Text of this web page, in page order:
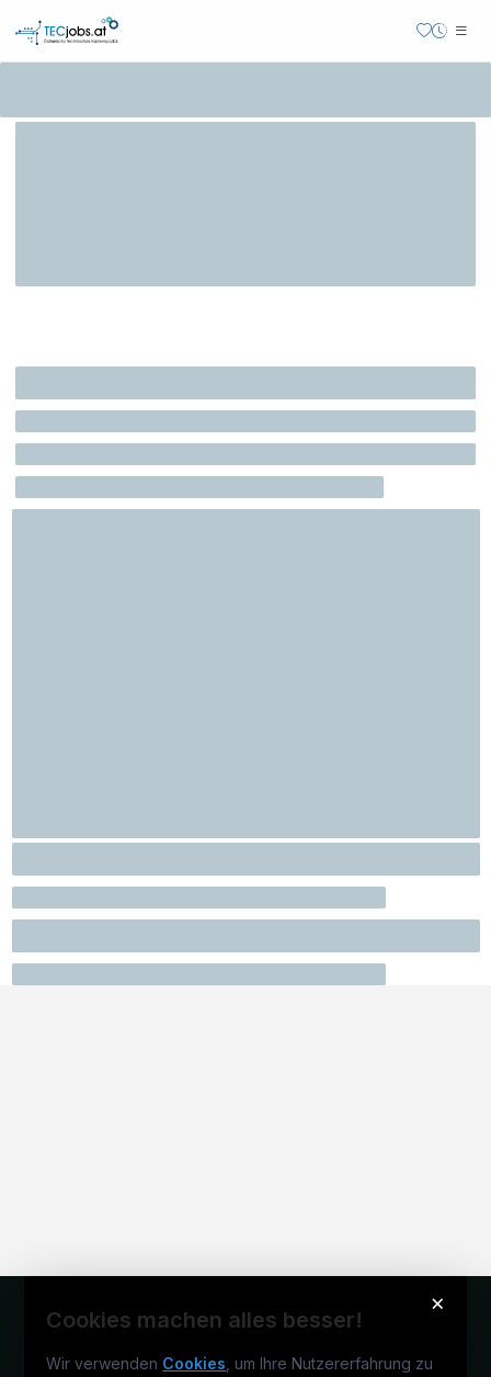
×
Cookies machen alles besser!
Wir verwenden Cookies , um Ihre Nutzererfahrung zu